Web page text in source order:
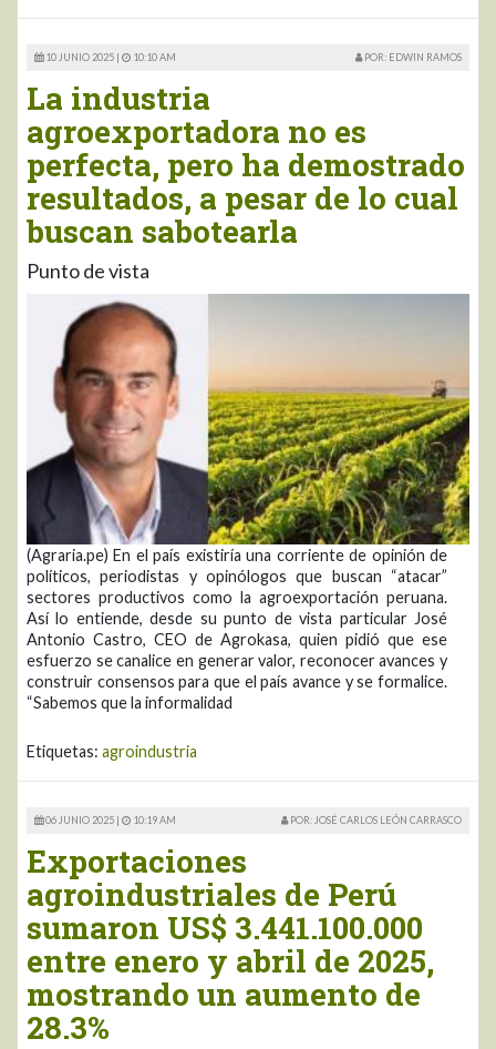
10 JUNIO 2025 | 10:10 AM POR: EDWIN RAMOS
La industria
agroexportadora no es
perfecta, pero ha demostrado
resultados, a pesar de lo cual
buscan sabotearla
Punto de vista
(Agraria.pe) En el país existiría una corriente de opinión de
políticos, periodistas y opinólogos que buscan “atacar”
sectores productivos como la agroexportación peruana.
Así lo entiende, desde su punto de vista particular José
Antonio Castro, CEO de Agrokasa, quien pidió que ese
esfuerzo se canalice en generar valor, reconocer avances y
construir consensos para que el país avance y se formalice.
“Sabemos que la informalidad
Etiquetas: agroindustria
06 JUNIO 2025 | 10:19 AM POR: JOSÉ CARLOS LEÓN CARRASCO
Exportaciones
agroindustriales de Perú
sumaron US$ 3.441.100.000
entre enero y abril de 2025,
mostrando un aumento de
28.3%